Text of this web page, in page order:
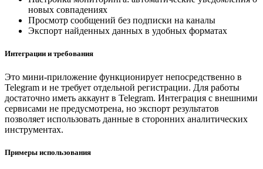
новых совпадениях
Просмотр сообщений без подписки на каналы
Экспорт найденных данных в удобных форматах
Интеграции и требования
Это мини-приложение функционирует непосредственно в
Telegram и не требует отдельной регистрации. Для работы
достаточно иметь аккаунт в Telegram. Интеграция с внешними
сервисами не предусмотрена, но экспорт результатов
позволяет использовать данные в сторонних аналитических
инструментах.
Примеры использования